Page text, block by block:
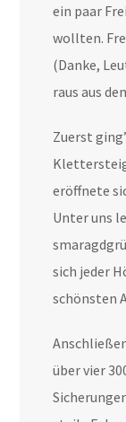
ein paar
wollten.
(Danke,
raus aus
Zuerst
eröffnete
Unter uns
sich jeder
schönsten
über vier